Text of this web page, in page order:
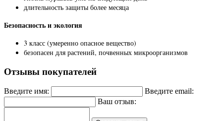
длительность защиты более месяца
Безопасность и экология
3 класс (умеренно опасное вещество)
безопасен для растений, почвенных микроорганизмов
Отзывы покупателей
Введите имя:
Введите email:
Ваш отзыв: